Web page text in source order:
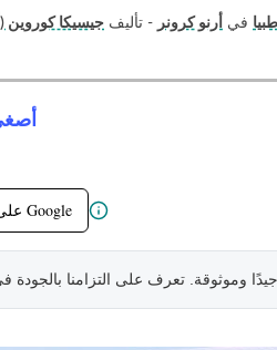
في أرنو كرونر - تأليف
أضف Freaktofit على Google
وموثوقة. تعرف على التزامنا بالجودة